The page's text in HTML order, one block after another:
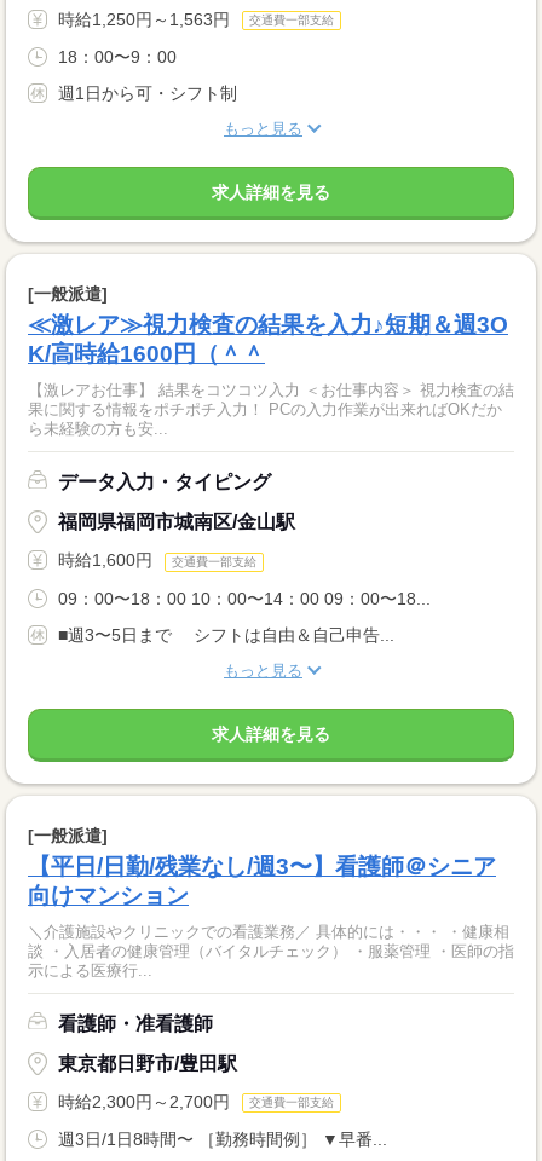
時給1,250円～1,563円 交通費一部支給
18：00〜9：00
週1日から可・シフト制
もっと見る
求人詳細を見る
[一般派遣]
≪激レア≫視力検査の結果を入力♪短期＆週3O
K/高時給1600円（＾＾
【激レアお仕事】 結果をコツコツ入力 ＜お仕事内容＞ 視力検査の結
果に関する情報をポチポチ入力！ PCの入力作業が出来ればOKだか
ら未経験の方も安...
データ入力・タイピング
福岡県福岡市城南区/金山駅
時給1,600円 交通費一部支給
09：00〜18：00 10：00〜14：00 09：00〜18...
■週3〜5日まで シフトは自由＆自己申告...
もっと見る
求人詳細を見る
[一般派遣]
【平日/日勤/残業なし/週3〜】看護師＠シニア
向けマンション
＼介護施設やクリニックでの看護業務／ 具体的には・・・ ・健康相
談 ・入居者の健康管理（バイタルチェック） ・服薬管理 ・医師の指
示による医療行...
看護師・准看護師
東京都日野市/豊田駅
時給2,300円～2,700円 交通費一部支給
週3日/1日8時間〜 ［勤務時間例］ ▼早番...